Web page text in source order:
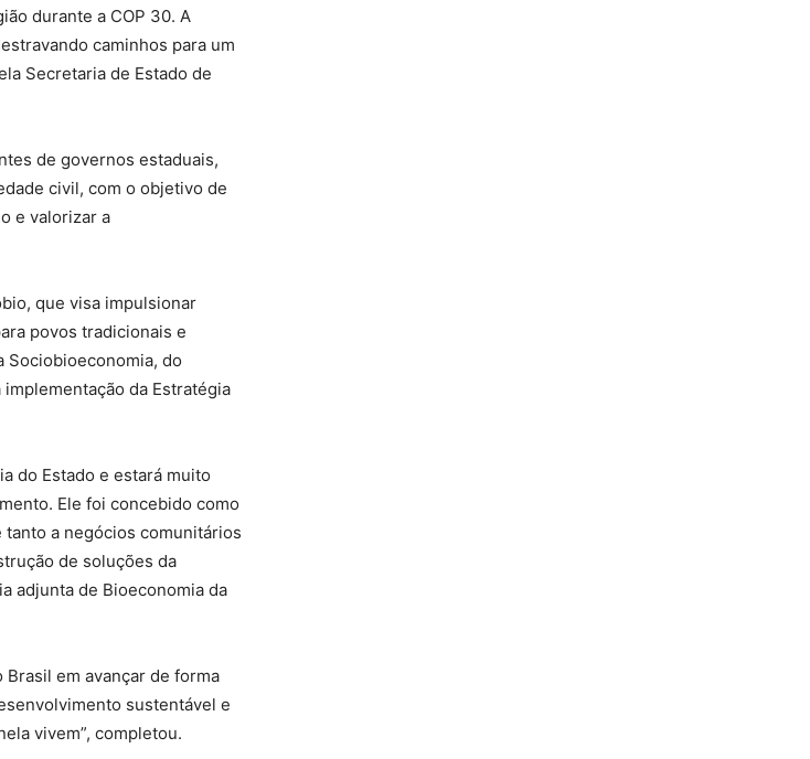
durante a COP 30. A
caminhos para um
Secretaria de Estado de
de governos estaduais,
civil, com o objetivo de
e valorizar a
que visa impulsionar
povos tradicionais e
Sociobioeconomia, do
da Estratégia
do Estado e estará muito
Ele foi concebido como
a negócios comunitários
de soluções da
adjunta de Bioeconomia da
em avançar de forma
sustentável e
vivem”, completou.